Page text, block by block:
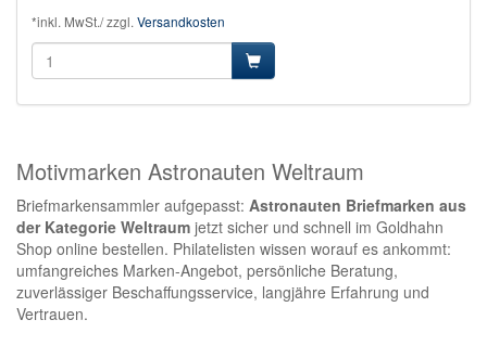
*inkl. MwSt./ zzgl. Versandkosten
Motivmarken Astronauten Weltraum
Briefmarkensammler aufgepasst: Astronauten Briefmarken aus
der Kategorie Weltraum jetzt sicher und schnell im Goldhahn
Shop online bestellen. Philatelisten wissen worauf es ankommt:
umfangreiches Marken-Angebot, persönliche Beratung,
zuverlässiger Beschaffungsservice, langjähre Erfahrung und
Vertrauen.